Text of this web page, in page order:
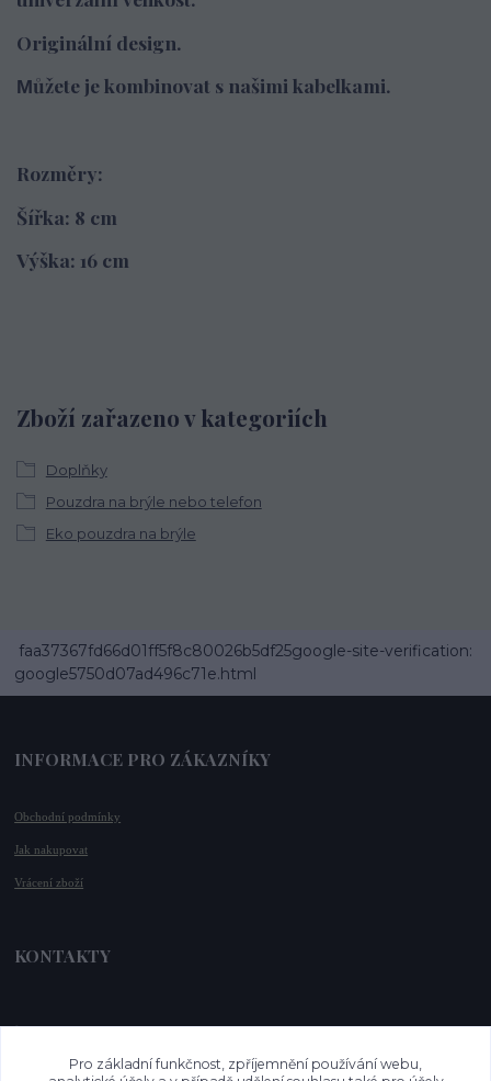
Originální design.
Můžete je kombinovat s našimi kabelkami.
Rozměry:
Šířka: 8 cm
Výška: 16 cm
Zboží zařazeno v kategoriích
Doplňky
Pouzdra na brýle nebo telefon
Eko pouzdra na brýle
faa37367fd66d01ff5f8c80026b5df25google-site-verification:
google5750d07ad496c71e.html
INFORMACE PRO ZÁKAZNÍKY
Obchodní podmínky
Jak nakupovat
Vrácení zboží
KONTAKTY
📞 +420 732 779 508
www.vysnenekabelky.cz
Pro základní funkčnost, zpříjemnění používání webu,